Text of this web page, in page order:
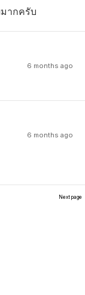
ากครับ
6 months ago
6 months ago
Next page